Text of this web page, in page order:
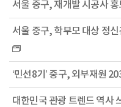
서울 중구, 재개발 시공사 홍
서울 중구, 학부모 대상 정
‘민선8기’ 중구, 외부재원
대한민국 관광 트렌드 역사